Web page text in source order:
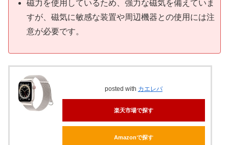
磁力を使用しているため、強力な磁気を備えていま
すが、磁気に敏感な装置や周辺機器との使用には注
意が必要です。
posted with カエレバ
楽天市場で探す
Amazonで探す